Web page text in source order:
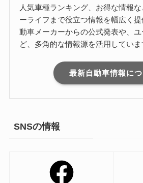
人気車種ランキング、お得な情報
ーライフまで役立つ情報を幅広く
動車メーカーからの公式発表や、
ど、多角的な情報源を活用していま
最新自動車情報に
SNSの情報